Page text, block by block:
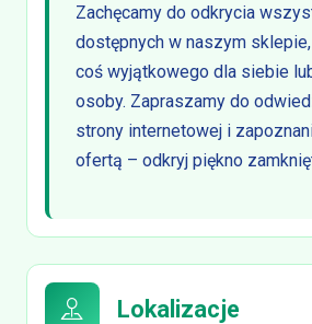
Zachęcamy do odkrycia
dostępnych w naszym
coś wyjątkowego dla siebie
osoby. Zapraszamy do
strony internetowej i
ofertą – odkryj piękno
Lokalizacje